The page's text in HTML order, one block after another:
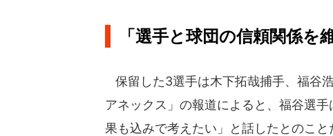
「選手と球団の信頼関係
保留した3選手は木下拓哉捕手、福谷
アネックス」の報道によると、福谷選
果も込みで考えたい」と話したとのこと